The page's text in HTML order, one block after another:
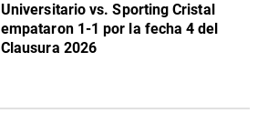
Universitario vs. Sporting Cristal
empataron 1-1 por la fecha 4 del
Clausura 2026